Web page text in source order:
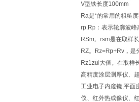
V型铁长度100mm
Ra是*的常用的粗糙
rp.Rp：表示轮廓波
RSm。rsm是在取样
RZ。Rz=Rp+Rv，是
Rz1zui大值。在取样
高精度涂层测厚仪、
工业电子内窥镜,平面
仪、红外热成像仪、